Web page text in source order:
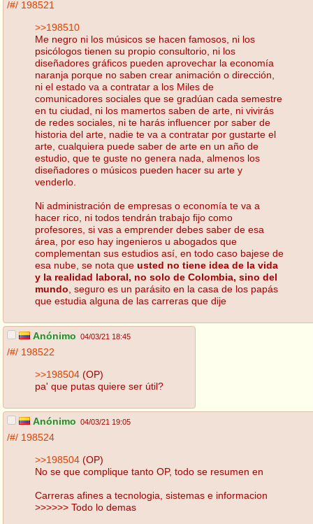
/#/ 198521
>>198510
Me negro ni los músicos se hacen famosos, ni los
psicólogos tienen su propio consultorio, ni los
diseñadores gráficos pueden aprovechar la economía
naranja porque no saben crear animación o dirección,
ni el estado va a contratar a los Miles de
comunicadores sociales que se gradúan cada semestre
en tu ciudad, ni los mamertos saben de arte, ni vivirás
de redes sociales, ni te harás influencer por saber de
historia del arte, nadie te va a contratar por gustarte el
arte, cualquiera puede saber de arte en un año de
estudio, que te guste no genera nada, almenos los
diseñadores o músicos pueden hacer su arte y
venderlo.
Ni administración de empresas o economía te va a
hacer rico, ni todos tendrán trabajo fijo como
profesores, si vas a emprender debes saber de esa
área, por eso hay ingenieros u abogados que
complementan sus estudios así, en todo caso bajese de
esa nube, se nota que usted no tiene idea de la vida
y la realidad laboral, no solo de Colombia, sino del
mundo , seguro es un parásito en la casa de los papás
que estudia alguna de las carreras que dije
Anónimo 04/03/21 18:45
/#/ 198522
>>198504 (OP)
pa' que putas quiere ser útil?
Anónimo 04/03/21 19:05
/#/ 198524
>>198504 (OP)
No se que complique tanto OP, todo se resumen en
Carreras afines a tecnologia, sistemas e informacion
>>>>>> Todo lo demas